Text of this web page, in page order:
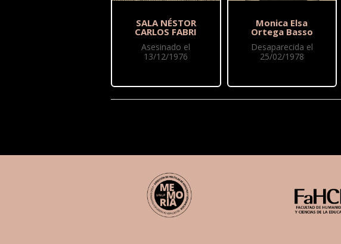
SALA NÉSTOR
CARLOS FABRI
Asesinado el
13/12/1976
Monica Elsa
Ortega Basso
Desaparecida el
25/02/1978